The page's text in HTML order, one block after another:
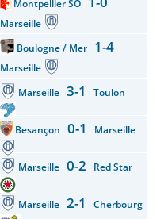
Montpellier SO
Marseille
Boulogne / Mer 1-4
Marseille
Marseille 3-1 Toulon
Besançon 0-1 Marseille
Marseille 0-2 Red Star
Marseille 2-1 Cherbourg